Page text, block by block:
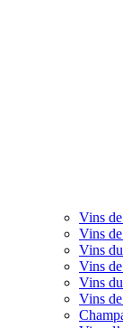
Vins
Vins
Vins
Vins
Vins
Vins